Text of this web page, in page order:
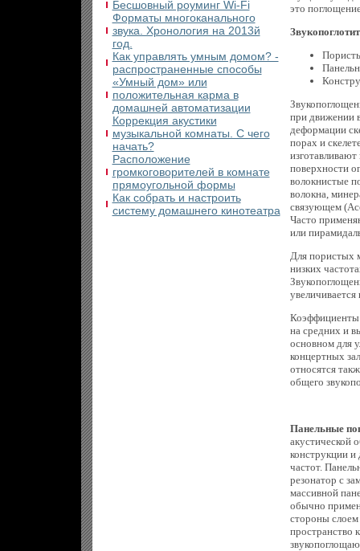
Бесшовный роуминг Wi-Fi
Форматы многоканального
звука. Хронология на 2013й
год.
Как управлять умным домом? -
распространенные способы
«Умный дом» или
положительная карма в
домашней автоматизации
Коррекция акустики
музыкальной комнаты. C чего
начать?
Расположение
громкоговорителей в комнате
прямоугольной формы
Как собрать и настроить
систему домашнего кинотеатра
это
при движении
деформации
порах и
поверхности
волокнистые
волокна,
связующем
Часто
или
Для пористых
низких
Коэффициенты
на средних и
основном для
концертных
относятся
общего
Панельные
акустической
конструкции
частот.
резонатор с
массивной
обычно
стороны
пространство